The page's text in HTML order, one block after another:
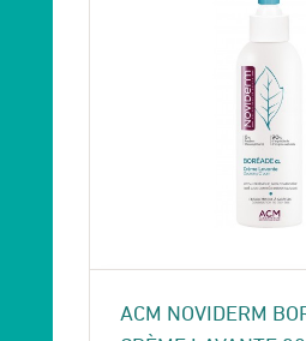
ACM NOVIDERM